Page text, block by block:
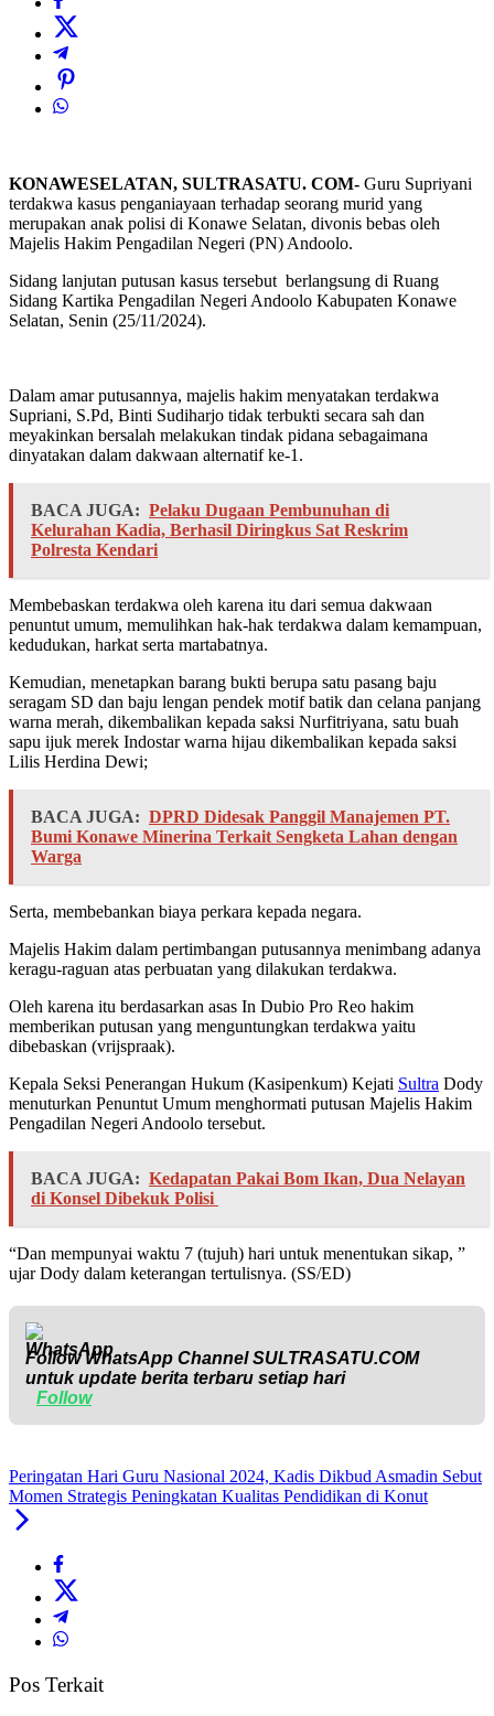
KONAWESELATAN, SULTRASATU. COM- Guru Supriyani
terdakwa kasus penganiayaan terhadap seorang murid yang
merupakan anak polisi di Konawe Selatan, divonis bebas oleh
Majelis Hakim Pengadilan Negeri (PN) Andoolo.
Sidang lanjutan putusan kasus tersebut berlangsung di Ruang
Sidang Kartika Pengadilan Negeri Andoolo Kabupaten Konawe
Selatan, Senin (25/11/2024).
Dalam amar putusannya, majelis hakim menyatakan terdakwa
Supriani, S.Pd, Binti Sudiharjo tidak terbukti secara sah dan
meyakinkan bersalah melakukan tindak pidana sebagaimana
dinyatakan dalam dakwaan alternatif ke-1.
BACA JUGA: Pelaku Dugaan Pembunuhan di
Kelurahan Kadia, Berhasil Diringkus Sat Reskrim
Polresta Kendari
Membebaskan terdakwa oleh karena itu dari semua dakwaan
penuntut umum, memulihkan hak-hak terdakwa dalam kemampuan,
kedudukan, harkat serta martabatnya.
Kemudian, menetapkan barang bukti berupa satu pasang baju
seragam SD dan baju lengan pendek motif batik dan celana panjang
warna merah, dikembalikan kepada saksi Nurfitriyana, satu buah
sapu ijuk merek Indostar warna hijau dikembalikan kepada saksi
Lilis Herdina Dewi;
BACA JUGA: DPRD Didesak Panggil Manajemen PT.
Bumi Konawe Minerina Terkait Sengketa Lahan dengan
Warga
Serta, membebankan biaya perkara kepada negara.
Majelis Hakim dalam pertimbangan putusannya menimbang adanya
keragu-raguan atas perbuatan yang dilakukan terdakwa.
Oleh karena itu berdasarkan asas In Dubio Pro Reo hakim
memberikan putusan yang menguntungkan terdakwa yaitu
dibebaskan (vrijspraak).
Kepala Seksi Penerangan Hukum (Kasipenkum) Kejati Sultra Dody
menuturkan Penuntut Umum menghormati putusan Majelis Hakim
Pengadilan Negeri Andoolo tersebut.
BACA JUGA: Kedapatan Pakai Bom Ikan, Dua Nelayan
di Konsel Dibekuk Polisi
“Dan mempunyai waktu 7 (tujuh) hari untuk menentukan sikap, ”
ujar Dody dalam keterangan tertulisnya. (SS/ED)
Follow WhatsApp ChannelSULTRASATU.COM
untuk update berita terbaru setiap hari
Follow
Peringatan Hari Guru Nasional 2024, Kadis Dikbud Asmadin Sebut
Momen Strategis Peningkatan Kualitas Pendidikan di Konut
Pos Terkait